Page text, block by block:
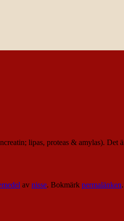
lipas, proteas & amylas).
av nisse. Bokmärk permalänken.